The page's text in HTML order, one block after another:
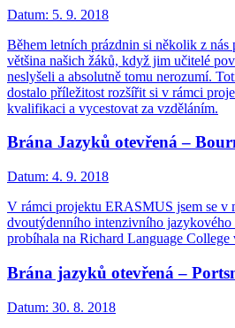
Datum: 5. 9. 2018
Během letních prázdnin si několik z nás
většina našich žáků, když jim učitelé
neslyšeli a absolutně tomu nerozumí.
dostalo příležitost rozšířit si v rámci
kvalifikaci a vycestovat za vzděláním.
Brána Jazyků otevřená –
Datum: 4. 9. 2018
V rámci projektu ERASMUS jsem se v
dvoutýdenního intenzivního
probíhala na Richard Language College
Brána jazyků otevřená –
Datum: 30. 8. 2018